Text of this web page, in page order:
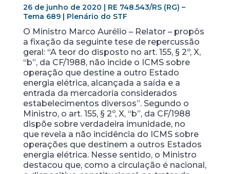
26 de junho de 2020 | RE 748.543/RS (RG) –
Tema 689 | Plenário do STF
O Ministro Marco Aurélio – Relator – propôs
a fixação da seguinte tese de repercussão
geral: “A teor do disposto no art. 155, § 2º, X,
“b”, da CF/1988, não incide o ICMS sobre
operação que destine a outro Estado
energia elétrica, alcançada a saída e a
entrada da mercadoria considerados
estabelecimentos diversos”. Segundo o
Ministro, o art. 155, § 2º, X, “b”, da CF/1988
dispõe sobre verdadeira imunidade, no
que revela a não incidência do ICMS sobre
operações que destinem a outros Estados
energia elétrica. Nesse sentido, o Ministro
destacou que, como a circulação é nacional,